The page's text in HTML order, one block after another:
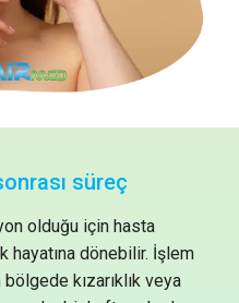
süreç
olduğu için hasta
hayatına dönebilir. İşlem
kızarıklık veya